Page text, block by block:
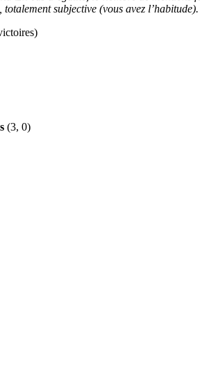
subjective (vous avez l’habitude).
(3, 0)